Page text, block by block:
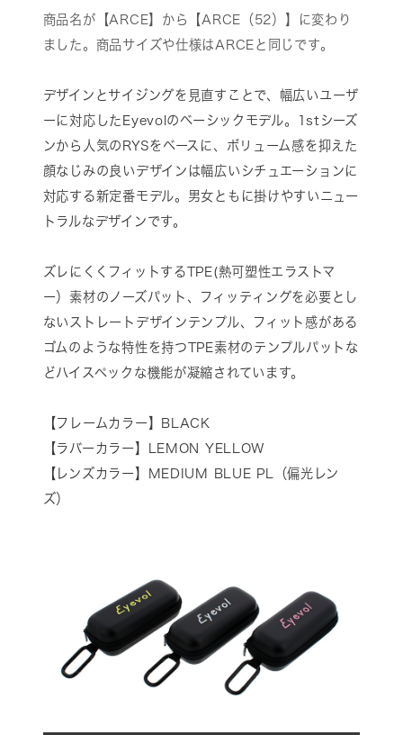
商品名が【ARCE】から【ARCE（52）】に変わり
ました。商品サイズや仕様はARCEと同じです。
デザインとサイジングを見直すことで、幅広いユーザ
ーに対応したEyevolのベーシックモデル。1stシーズ
ンから人気のRYSをベースに、ボリューム感を抑えた
顔なじみの良いデザインは幅広いシチュエーションに
対応する新定番モデル。男女ともに掛けやすいニュー
トラルなデザインです。
ズレにくくフィットするTPE(熱可塑性エラストマ
ー）素材のノーズパット、フィッティングを必要とし
ないストレートデザインテンプル、フィット感がある
ゴムのような特性を持つTPE素材のテンプルパットな
どハイスペックな機能が凝縮されています。
【フレームカラー】BLACK
【ラバーカラー】LEMON YELLOW
【レンズカラー】MEDIUM BLUE PL（偏光レン
ズ）